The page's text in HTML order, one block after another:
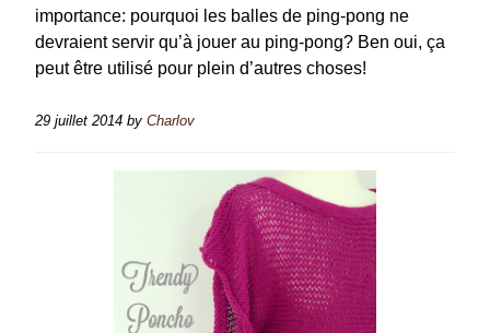
importance: pourquoi les balles de ping-pong ne
devraient servir qu’à jouer au ping-pong? Ben oui, ça
peut être utilisé pour plein d’autres choses!
29 juillet 2014 by Charlov